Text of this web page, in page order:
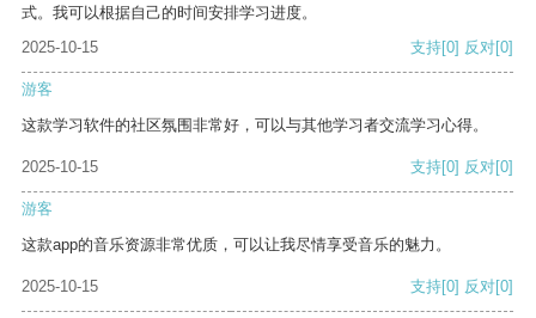
式。我可以根据自己的时间安排学习进度。
2025-10-15
支持[0] 反对[0]
游客
这款学习软件的社区氛围非常好，可以与其他学习者交流学习心得。
2025-10-15 支持[0] 反对[0]
游客
这款app的音乐资源非常优质，可以让我尽情享受音乐的魅力。
2025-10-15 支持[0] 反对[0]